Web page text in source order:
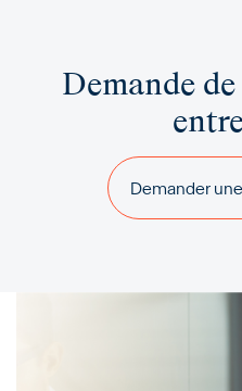
Demande
Demander
Demander